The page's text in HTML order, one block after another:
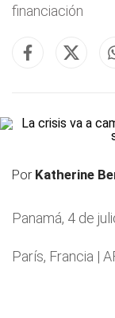
financiación
Por Katherine
Panamá, 4 de
París, Francia |